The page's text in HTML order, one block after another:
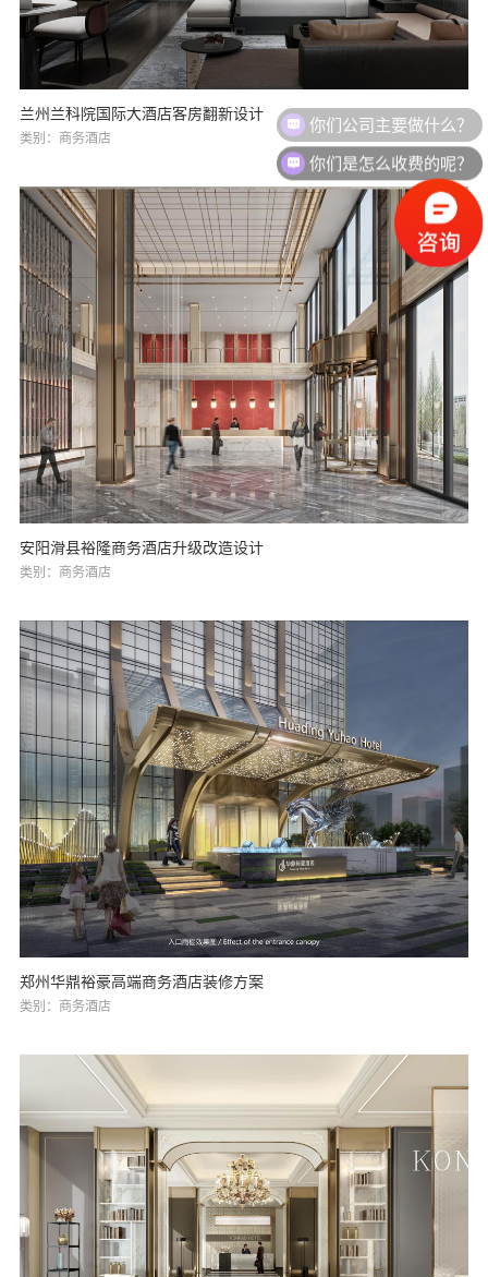
兰州兰科院国际大酒店客房翻新设计
类别：商务酒店
安阳滑县裕隆商务酒店升级改造设计
类别：商务酒店
郑州华鼎裕豪高端商务酒店装修方案
类别：商务酒店
你们是怎么收费的呢？